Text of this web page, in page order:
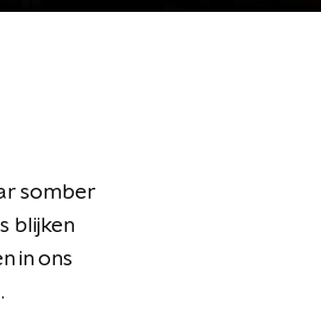
somber
blijken
in ons